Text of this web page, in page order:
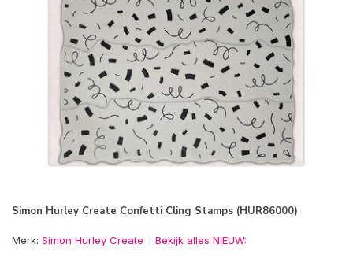
Simon Hurley Create Confetti Cling Stamps (HUR86000)
Merk: Simon Hurley Create Bekijk alles NIEUW: